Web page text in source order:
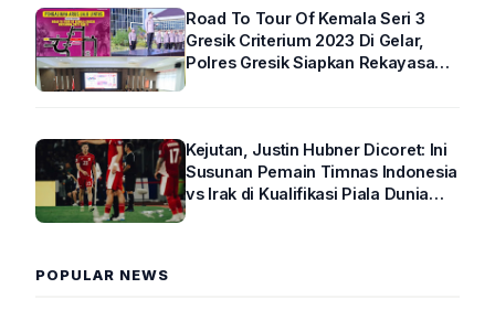
Road To Tour Of Kemala Seri 3
Gresik Criterium 2023 Di Gelar,
Polres Gresik Siapkan Rekayasa
Kejutan, Justin Hubner Dicoret: Ini
Susunan Pemain Timnas Indonesia
vs Irak di Kualifikasi Piala Dunia
POPULAR NEWS